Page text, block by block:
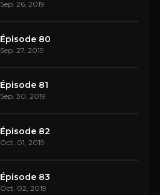
Sep. 26, 2019
Épisode 80
Sep. 27, 2019
Épisode 81
Sep. 30, 2019
Épisode 82
Oct. 01, 2019
Épisode 83
Oct. 02, 2019